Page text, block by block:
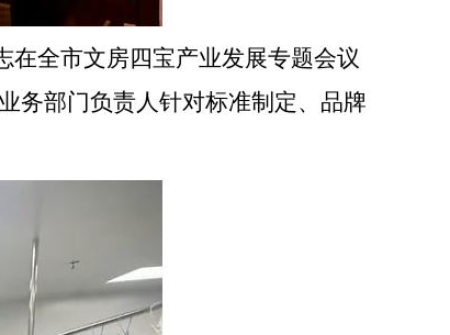
全市文房四宝产业发展专题会议
务部门负责人针对标准制定、品牌